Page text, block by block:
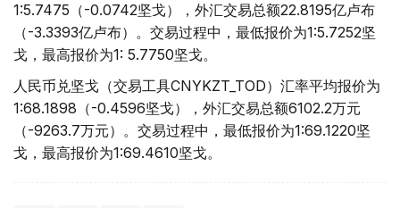
1:5.7475（-0.0742坚戈），外汇交易总额22.8195亿卢布
（-3.3393亿卢布）。交易过程中，最低报价为1:5.7252坚
戈，最高报价为1: 5.7750坚戈。
人民币兑坚戈（交易工具CNYKZT_TOD）汇率平均报价为
1:68.1898（-0.4596坚戈），外汇交易总额6102.2万元
（-9263.7万元）。交易过程中，最低报价为1:69.1220坚
戈，最高报价为1:69.4610坚戈。